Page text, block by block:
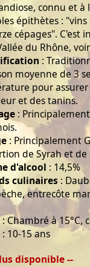
connu et à
épithètes : "vins
cépages". C'est
du Rhône,
:
moyenne de 3
pour
et des tanins.
:
: Principalement
de Syrah et
d'alcool : 14,5%
culinaires :
entrecôte
: Chambré à 15°C,
: 10-15 ans
disponible --